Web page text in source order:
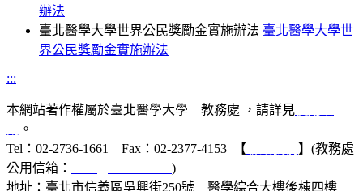
辦法
臺北醫學大學世界公民獎勵金實施辦法 臺北醫學大學世
界公民獎勵金實施辦法
:::
本網站著作權屬於臺北醫學大學 教務處 ，請詳見
。
Tel：02-2736-1661 Fax：02-2377-4153 【
】(教務處
公用信箱：
)
地址：臺北市信義區吳興街250號 醫學綜合大樓後棟四樓